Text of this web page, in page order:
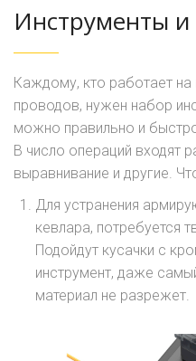
Инструменты
Каждому, кто работает
проводов, нужен набор
можно правильно и
В число операций входят
выравнивание и другие.
Для устранения
кевлара, потребуется
Подойдут кусачки с
инструмент, даже
материал не разрежет.